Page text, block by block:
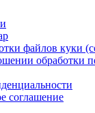
файлов куки
обработки
соглашение